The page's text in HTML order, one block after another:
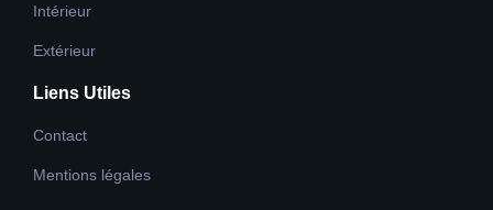
Intérieur
Extérieur
Liens Utiles
Contact
Mentions légales